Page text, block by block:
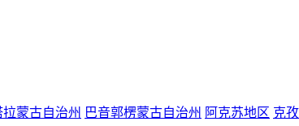
蒙古自治州 巴音郭楞蒙古自治州 阿克苏地区 克